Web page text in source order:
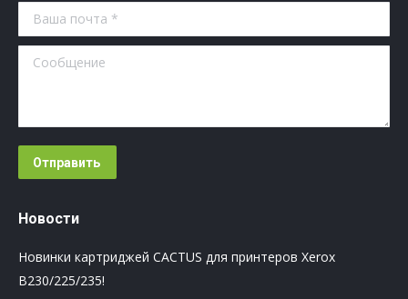
Ваша почта *
Сообщение
Отправить
Новости
Новинки картриджей CACTUS для принтеров Xerox
B230/225/235!